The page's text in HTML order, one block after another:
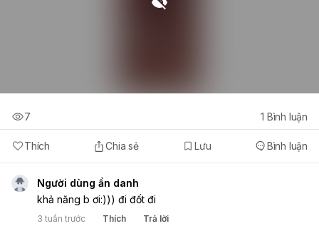
Thích Chia sẻ Lưu Bình luận
7 1 Bình luận
Người dùng ẩn danh
khả năng b ơi:))) đi đốt đi
3 tuần trước Thích Trả lời